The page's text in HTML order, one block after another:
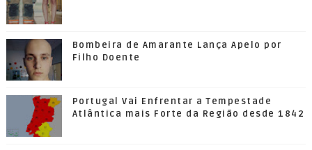
Bombeira de Amarante Lança Apelo por
Filho Doente
Portugal Vai Enfrentar a Tempestade
Atlântica mais Forte da Região desde 1842